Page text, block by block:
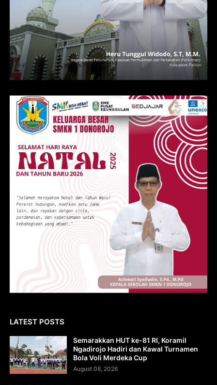
LATEST POSTS
Semarakkan HUT ke-81 RI, Koramil
Ngadirojo Hadiri dan Kawal Turnamen
Bola Voli Merdeka Cup
August 08, 2026